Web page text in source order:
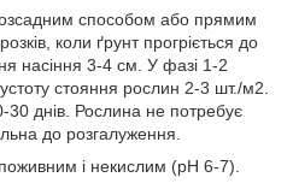
способом або прямим
коли ґрунт прогріється до
насіння 3-4 см. У фазі 1-2
стояння рослин 2-3 шт./м2
30 днів. Рослина не потребує
до розгалуження.
і некислим (pH 6-7).